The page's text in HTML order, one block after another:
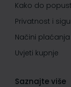
Kako do
Privatnost i
Načini plaćanja
Uvjeti kupnje
Saznajte više